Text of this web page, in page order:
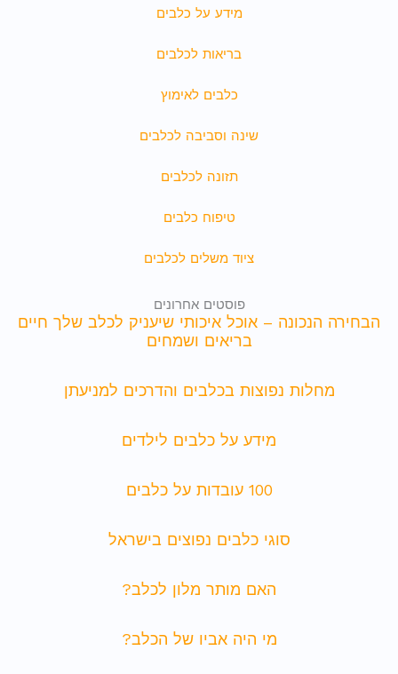
מידע על כלבים
בריאות לכלבים
כלבים לאימוץ
שינה וסביבה לכלבים
תזונה לכלבים
טיפוח כלבים
ציוד משלים לכלבים
פוסטים אחרונים
הבחירה הנכונה – אוכל איכותי שיעניק לכלב שלך חיים
בריאים ושמחים
מחלות נפוצות בכלבים והדרכים למניעתן
מידע על כלבים לילדים
100 עובדות על כלבים
סוגי כלבים נפוצים בישראל
האם מותר מלון לכלב?
מי היה אביו של הכלב?